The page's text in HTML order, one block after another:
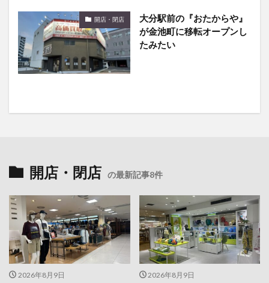
開店・閉店
大分駅前の『おたからや』
が金池町に移転オープンし
たみたい
開店・閉店 の最新記事8件
2026年8月9日 2026年8月9日